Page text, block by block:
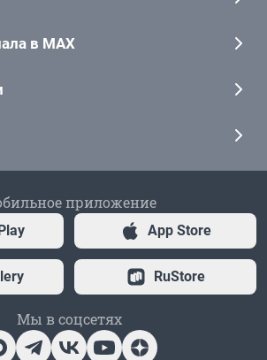
в MAX
приложение
App Store
RuStore
Мы в соцсетях